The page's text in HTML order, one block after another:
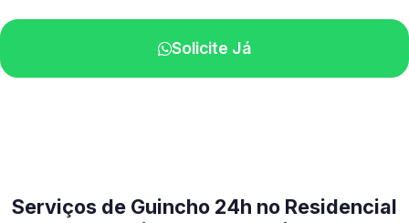
Solicite Já
Serviços de Guincho 24h no Residencial